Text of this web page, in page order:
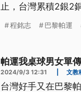
止，台灣累積2銀2銅
程銘志 巴黎帕運
帕運我桌球男女單
2024/9/3 12:31 文教
台灣好手又在巴黎